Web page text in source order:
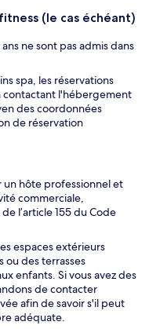
(le cas échéant)
ne sont pas admis dans
spa, les réservations
l'hébergement
des coordonnées
de réservation
hôte professionnel et
commerciale,
l’article 155 du Code
espaces extérieurs
ou des terrasses
enfants. Si vous avez des
de contacter
afin de savoir s'il peut
adéquate.